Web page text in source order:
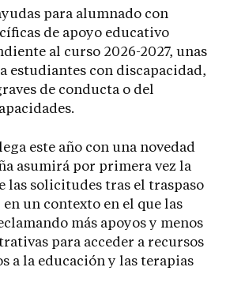
para alumnado con
de apoyo educativo
al curso 2026-2027, unas
estudiantes con discapacidad,
de conducta o del
este año con una novedad
asumirá por primera vez la
las solicitudes tras el traspaso
un contexto en el que las
más apoyos y menos
para acceder a recursos
a la educación y las terapias